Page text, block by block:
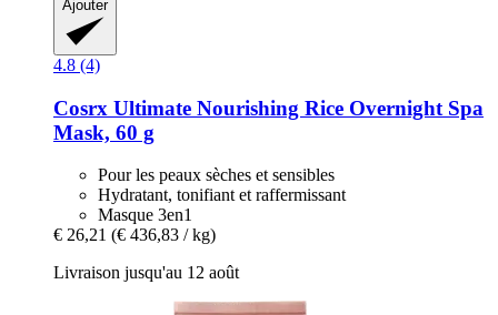
Ajouter
4.8 (4)
Cosrx Ultimate Nourishing Rice Overnight Spa
Mask, 60 g
Pour les peaux sèches et sensibles
Hydratant, tonifiant et raffermissant
Masque 3en1
€ 26,21 (€ 436,83 / kg)
Livraison jusqu'au 12 août